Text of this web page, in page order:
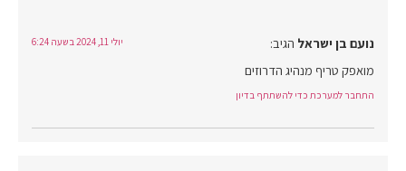
נועם בן ישראל הגיב: יולי 11, 2024 בשעה 6:24
מואפק טריף מנהיג הדרוזים
התחבר למערכת כדי להשתתף בדיון